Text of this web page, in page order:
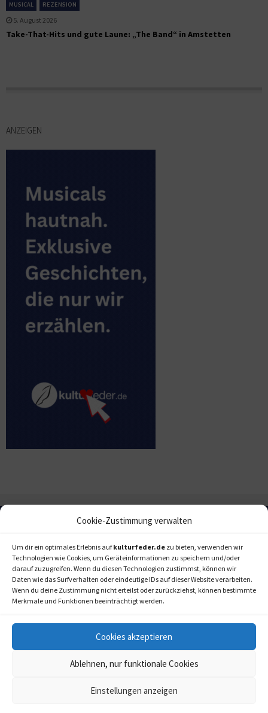
Cookie-Zustimmung verwalten
Um dir ein optimales Erlebnis aufkulturfeder.de zu bieten, verwenden wir
Technologien wie Cookies, um Geräteinformationen zu speichern und/oder
darauf zuzugreifen. Wenn du diesen Technologien zustimmst, können wir
Daten wie das Surfverhalten oder eindeutige IDs auf dieser Website verarbeiten.
Wenn du deine Zustimmung nicht erteilst oder zurückziehst, können bestimmte
Merkmale und Funktionen beeinträchtigt werden.
Cookies akzeptieren
Ablehnen, nur funktionale Cookies
Einstellungen anzeigen
MUSICAL REZENSION
5. August 2026
Take-That-Hits und gute Laune: „The Band“ in Amstetten
ANZEIGEN
© 2006-2020 LAPPmedien+events
kulturfeder.de –